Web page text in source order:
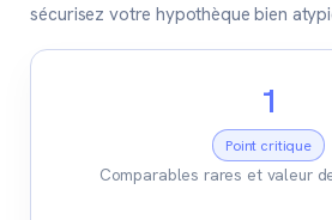
sécurisez votre hypothèque bien
1
Point critique
Comparables rares et valeur